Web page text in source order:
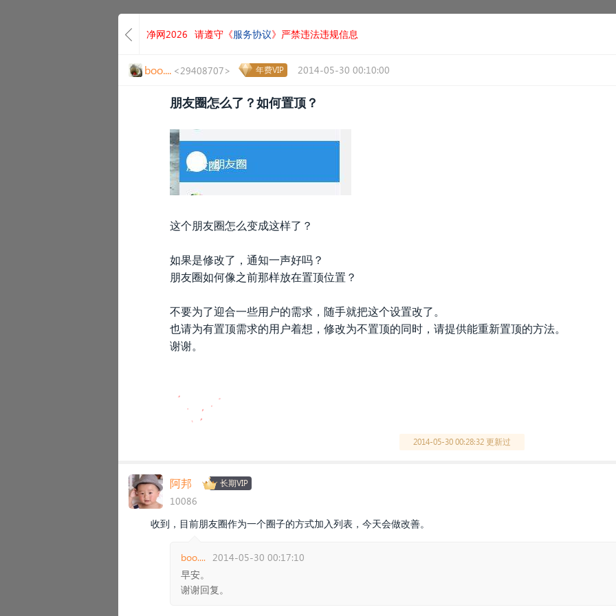
净网2026 请遵守《服务协议》严禁违法违规信息
boo.... <29408707> 年费VIP 2014-05-30 00:10:00
朋友圈怎么了？如何置顶？
这个朋友圈怎么变成这样了？
如果是修改了，通知一声好吗？
朋友圈如何像之前那样放在置顶位置？
不要为了迎合一些用户的需求，随手就把这个设置改了。
也请为有置顶需求的用户着想，修改为不置顶的同时，请提供能重新置顶的方法。
谢谢。
2014-05-30 00:28:32 更新过
阿邦 长期VIP
10086
收到，目前朋友圈作为一个圈子的方式加入列表，今天会做改善。
boo.... 2014-05-30 00:17:10
早安。
谢谢回复。